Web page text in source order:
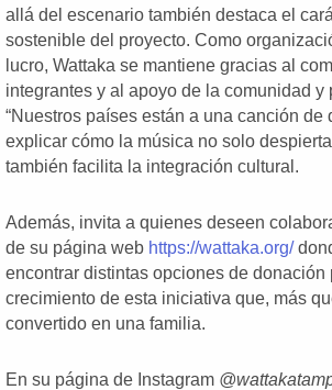
allá del escenario también destaca el
sostenible del proyecto. Como
lucro, Wattaka se mantiene gracias al
integrantes y al apoyo de la comunidad y
“Nuestros países están a una canción de
explicar cómo la música no solo
también facilita la integración cultural.
Además, invita a quienes deseen
de su página web https://wattaka.org/
encontrar distintas opciones de donación
crecimiento de esta iniciativa que, más
convertido en una familia.
En su página de Instagram